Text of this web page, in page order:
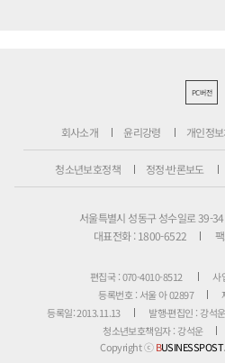
PC버전
회사소개 윤리강령 개인정
청소년보호정책 정정·반론보도
서울특별시 성동구 성수일로 39-
대표전화 : 1800-6522
편집국 : 070-4010-8512
사
등록번호 : 서울 아 02897
등록일: 2013.11.13
발행·편집인 : 강석운
청소년보호책임자 : 강석운
Copyright ⓒBUSINESSPOST